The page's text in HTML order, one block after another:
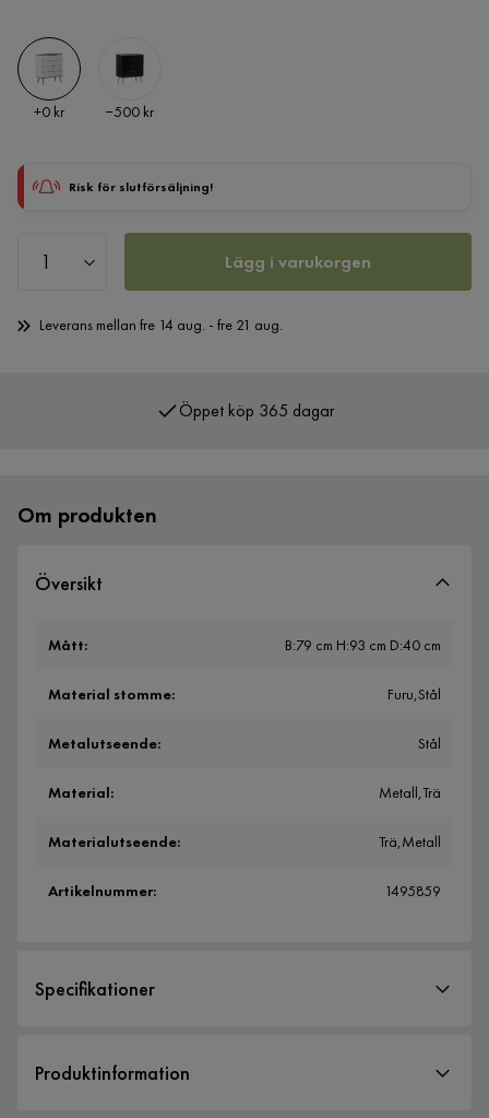
Pris
+0 kr Pris
−500 kr
Risk för slutförsäljning!
Lägg i varukorgen
Leverans mellan fre 14 aug. - fre 21 aug.
Över 400 000 nöjda kunder
Om produkten
Översikt
Mått: B:79 cm H:93 cm D:40 cm
Material stomme: Furu,Stål
Metalutseende: Stål
Material: Metall,Trä
Materialutseende: Trä,Metall
Artikelnummer: 1495859
Specifikationer
Storlek
Produktinformation